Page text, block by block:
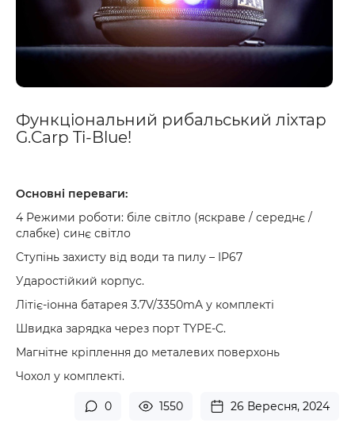
Функціональний рибальський ліхтар
G.Carp Ti-Blue!
Основні переваги:
4 Режими роботи: біле світло (яскраве / середнє /
слабке) синє світло
Ступінь захисту від води та пилу – IP67
Ударостійкий корпус.
Літіє-іонна батарея 3.7V/3350mA у комплекті
Швидка зарядка через порт TYPE-C.
Магнітне кріплення до металевих поверхонь
Чохол у комплекті.
0 1550 26 Вересня, 2024